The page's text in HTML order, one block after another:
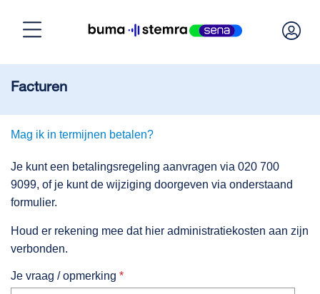
Facturen
Mag ik in termijnen betalen?
Je kunt een betalingsregeling aanvragen via 020 700
9099, of je kunt de wijziging doorgeven via onderstaand
formulier.
Houd er rekening mee dat hier administratiekosten aan zijn
verbonden.
Je vraag / opmerking *
Licentie nodig?
Licentie berekenen
Over BumaStemra & Sena